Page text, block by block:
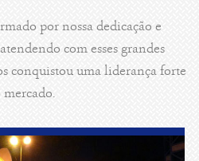
por nossa dedicação e
com esses grandes
conquistou uma liderança forte
mercado.